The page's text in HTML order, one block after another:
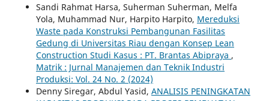
Sandi Rahmat Harsa, Suherman Suherman, Melfa
Yola, Muhammad Nur, Harpito Harpito, Mereduksi
Waste pada Konstruksi Pembangunan Fasilitas
Gedung di Universitas Riau dengan Konsep Lean
Construction Studi Kasus : PT. Brantas Abipraya ,
Matrik : Jurnal Manajemen dan Teknik Industri
Produksi: Vol. 24 No. 2 (2024)
Denny Siregar, Abdul Yasid, ANALISIS PENINGKATAN